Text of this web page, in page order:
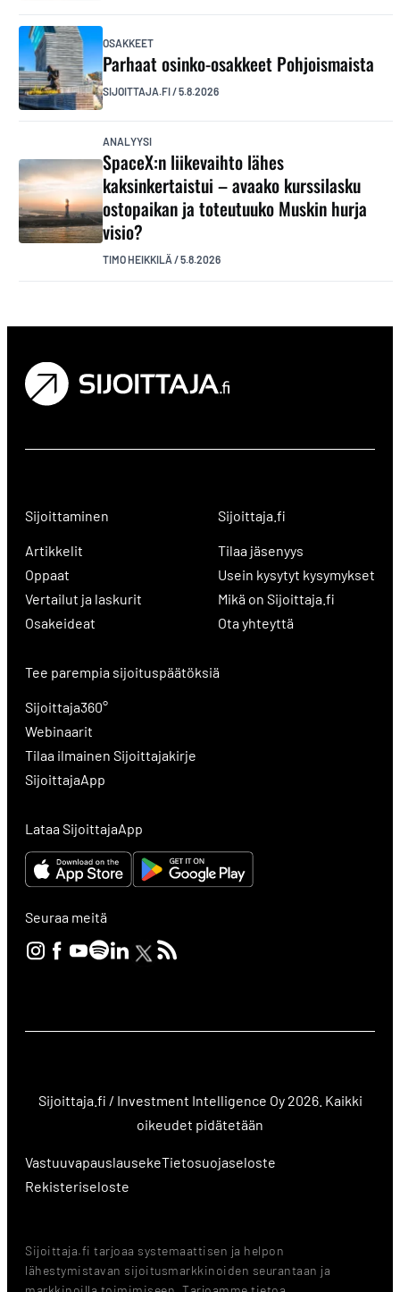
OSAKKEET
Parhaat osinko-osakkeet Pohjoismaista
SIJOITTAJA.FI/5.8.2026
ANALYYSI
SpaceX:n liikevaihto lähes
kaksinkertaistui – avaako kurssilasku
ostopaikan ja toteutuuko Muskin hurja
visio?
TIMO HEIKKILÄ /5.8.2026
Sijoittaminen
Artikkelit
Oppaat
Vertailut ja laskurit
Osakeideat
Sijoittaja.fi
Tilaa jäsenyys
Usein kysytyt kysymykset
Mikä on Sijoittaja.fi
Ota yhteyttä
Tee parempia sijoituspäätöksiä
Sijoittaja360°
Webinaarit
Tilaa ilmainen Sijoittajakirje
SijoittajaApp
Lataa SijoittajaApp
Seuraa meitä
Sijoittaja.fi / Investment Intelligence Oy 2026. Kaikki
oikeudet pidätetään
VastuuvapauslausekeTietosuojaseloste
Rekisteriseloste
Sijoittaja.fi tarjoaa systemaattisen ja helpon
lähestymistavan sijoitusmarkkinoiden seurantaan ja